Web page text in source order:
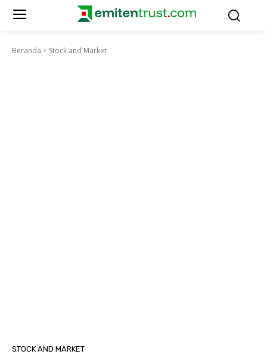
Beranda Stock and Market
STOCK AND MARKET